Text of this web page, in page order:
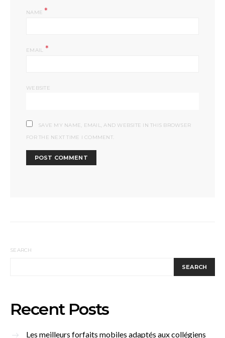
NAME*
EMAIL *
WEBSITE
SAVE MY NAME, EMAIL, AND WEBSITE IN THIS BROWSER
FOR THE NEXT TIME I COMMENT.
SEARCH
SEARCH
Recent Posts
Les meilleurs forfaits mobiles adaptés aux collégiens